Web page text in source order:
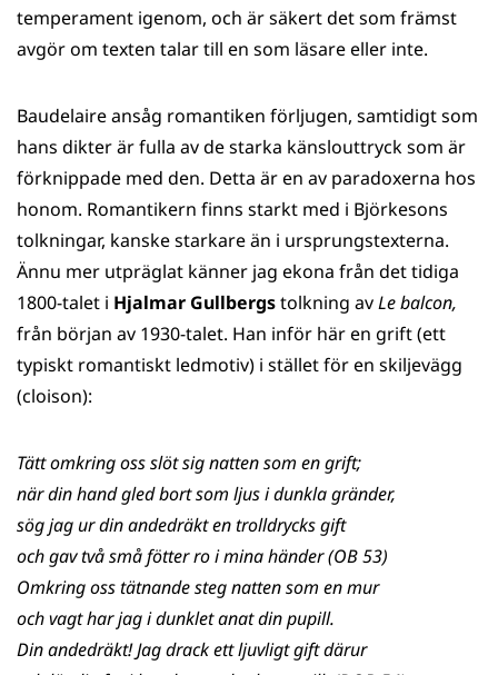
temperament igenom, och är säkert det som främst
avgör om texten talar till en som läsare eller inte.
Baudelaire ansåg romantiken förljugen, samtidigt som
hans dikter är fulla av de starka känslouttryck som är
förknippade med den. Detta är en av paradoxerna hos
honom. Romantikern finns starkt med i Björkesons
tolkningar, kanske starkare än i ursprungstexterna.
Ännu mer utpräglat känner jag ekona från det tidiga
1800-talet i Hjalmar Gullbergstolkning avLe balcon,
från början av 1930-talet. Han inför här en grift (ett
typiskt romantiskt ledmotiv) i stället för en skiljevägg
(cloison):
Tätt omkring oss slöt sig natten som en grift;
när din hand gled bort som ljus i dunkla gränder,
sög jag ur din andedräkt en trolldrycks gift
och gav två små fötter ro i mina händer (OB 53)
Omkring oss tätnande steg natten som en mur
och vagt har jag i dunklet anat din pupill.
Din andedräkt! Jag drack ett ljuvligt gift därur